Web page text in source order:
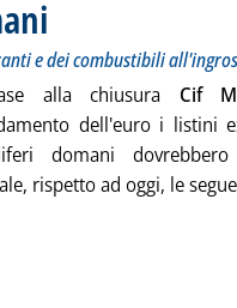
e dei combustibili
alla chiusura Cif
dell'euro i listini
domani
rispetto ad oggi, le